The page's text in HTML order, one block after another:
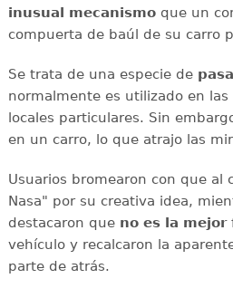
inusual mecanismoque un
compuerta de baúl de su carro
Se trata de una especie de
normalmente es utilizado en las
locales particulares. Sin
en un carro, lo que atrajo las
Usuarios bromearon con que al
Nasa" por su creativa idea,
destacaron queno es la mejor
vehículo y recalcaron la
parte de atrás.